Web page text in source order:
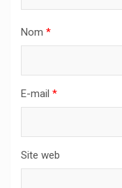
Nom *
E-mail *
Site web